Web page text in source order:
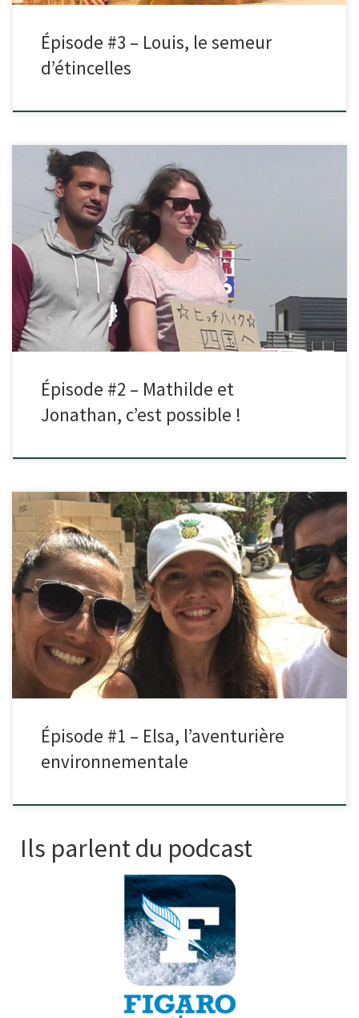
Épisode #3 – Louis, le semeur
d’étincelles
Dans cet épisode, je reçois Mathilde et Jonathan. En pleine remise en
question de leur mode de vie fin 2016, […]
Épisode #2 – Mathilde et
Jonathan, c’est possible !
Dans cet épisode, je reçois Elsa qui habite actuellement à New York.
J’ai fait sa connaissance il y a quelques […]
Épisode #1 – Elsa, l’aventurière
environnementale
Ils parlent du podcast